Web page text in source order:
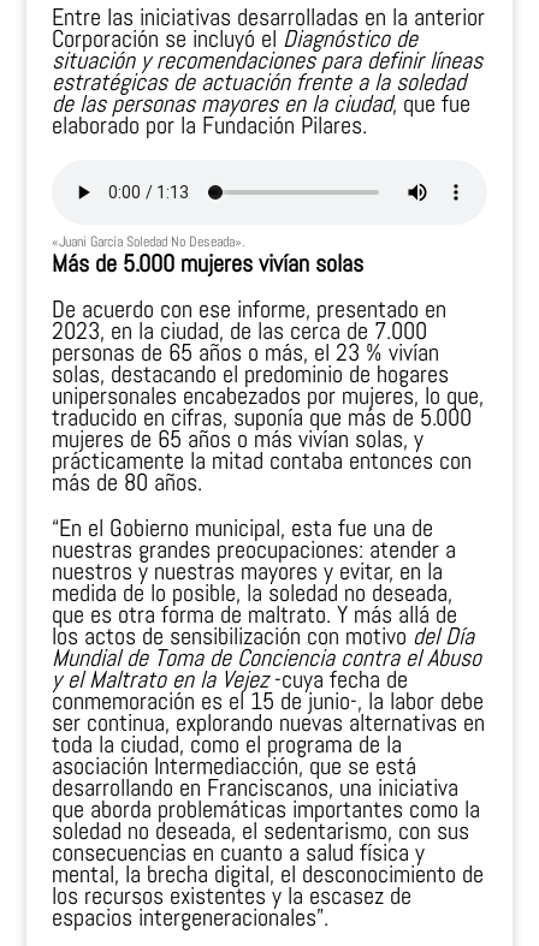
Entre las iniciativas desarrolladas en la anterior
Corporación se incluyó el Diagnóstico de
situación y recomendaciones para definir líneas
estratégicas de actuación frente a la soledad
de las personas mayores en la ciudad, que fue
elaborado por la Fundación Pilares.
«Juani García Soledad No Deseada».
Más de 5.000 mujeres vivían solas
De acuerdo con ese informe, presentado en
2023, en la ciudad, de las cerca de 7.000
personas de 65 años o más, el 23 % vivían
solas, destacando el predominio de hogares
unipersonales encabezados por mujeres, lo que,
traducido en cifras, suponía que más de 5.000
mujeres de 65 años o más vivían solas, y
prácticamente la mitad contaba entonces con
más de 80 años.
“En el Gobierno municipal, esta fue una de
nuestras grandes preocupaciones: atender a
nuestros y nuestras mayores y evitar, en la
medida de lo posible, la soledad no deseada,
que es otra forma de maltrato. Y más allá de
los actos de sensibilización con motivo del Día
Mundial de Toma de Conciencia contra el Abuso
y el Maltrato en la Vejez-cuya fecha de
conmemoración es el 15 de junio-, la labor debe
ser continua, explorando nuevas alternativas en
toda la ciudad, como el programa de la
asociación Intermediacción, que se está
desarrollando en Franciscanos, una iniciativa
que aborda problemáticas importantes como la
soledad no deseada, el sedentarismo, con sus
consecuencias en cuanto a salud física y
mental, la brecha digital, el desconocimiento de
los recursos existentes y la escasez de
espacios intergeneracionales”.